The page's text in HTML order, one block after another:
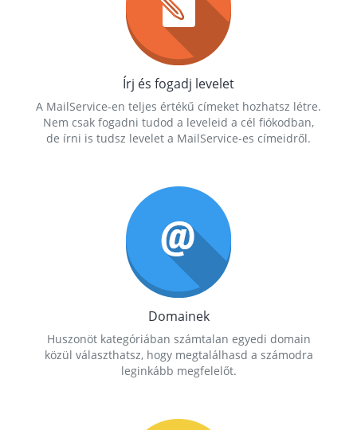
Írj és fogadj levelet
A MailService-en teljes értékű címeket hozhatsz létre.
Nem csak fogadni tudod a leveleid a cél fiókodban,
de írni is tudsz levelet a MailService-es címeidről.
Domainek
Huszonöt kategóriában számtalan egyedi domain
közül választhatsz, hogy megtalálhasd a számodra
leginkább megfelelőt.